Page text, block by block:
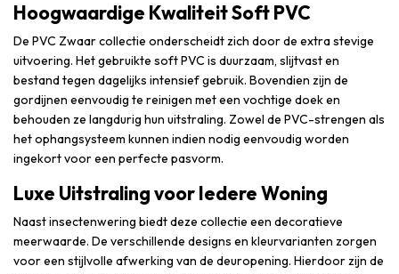
Hoogwaardige Kwaliteit Soft PVC
De PVC Zwaar collectie onderscheidt zich door de extra stevige
uitvoering. Het gebruikte soft PVC is duurzaam, slijtvast en
bestand tegen dagelijks intensief gebruik. Bovendien zijn de
gordijnen eenvoudig te reinigen met een vochtige doek en
behouden ze langdurig hun uitstraling. Zowel de PVC-strengen als
het ophangsysteem kunnen indien nodig eenvoudig worden
ingekort voor een perfecte pasvorm.
Luxe Uitstraling voor Iedere Woning
Naast insectenwering biedt deze collectie een decoratieve
meerwaarde. De verschillende designs en kleurvarianten zorgen
voor een stijlvolle afwerking van de deuropening. Hierdoor zijn de